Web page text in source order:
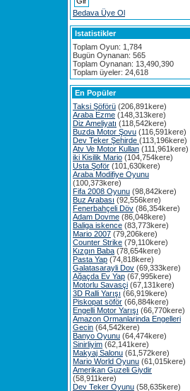
Bedava Üye Ol
Istatistikler
Toplam Oyun: 1,784
Bugün Oynanan: 565
Toplam Oynanan: 13,490,390
Toplam üyeler: 24,618
En Popüler
Taksi Şöförü (206,891kere)
Araba Ezme (148,313kere)
Diz Ameliyatı (118,542kere)
Buzda Motor Şovu (116,591kere)
Dev Teker Şehirde (113,196kere)
Atv Ve Motor Kullan (111,961kere)
iki Kisilik Mario (104,754kere)
Usta Şoför (101,630kere)
Araba Modifiye Oyunu
(100,373kere)
Fifa 2008 Oyunu (98,842kere)
Buz Arabası (92,556kere)
Fenerbahçeli Döv (86,354kere)
Adam Dovme (86,048kere)
Baliga iskence (83,773kere)
Mario 2007 (79,206kere)
Counter Strike (79,110kere)
Kızgın Baba (78,654kere)
Pasta Yap (74,818kere)
Galatasarayli Dov (69,333kere)
Ağaçda Ev Yap (67,995kere)
Motorlu Savasçi (67,131kere)
3D Ralli Yarışı (66,919kere)
Piskopat söför (66,884kere)
Engelli Motor Yarışı (66,770kere)
Amazon Ormanlarinda Engelleri
Gecin (64,542kere)
Banyo Oyunu (64,474kere)
Sinirliyim (62,141kere)
Makyaj Salonu (61,572kere)
Mario World Oyunu (61,015kere)
Amerikan Guzeli Giydir
(58,911kere)
Dev Teker Oyunu (58,635kere)